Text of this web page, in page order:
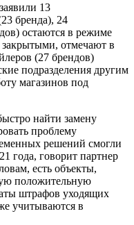
13
бренда), 24
остаются в режиме
закрытыми, отмечают в
(27 брендов)
подразделения другим
магазинов под
найти замену
проблему
решений смогли
года, говорит партнер
есть объекты,
положительную
штрафов уходящих
учитываются в